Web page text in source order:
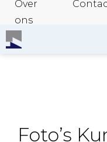
Over
ons
Foto’s